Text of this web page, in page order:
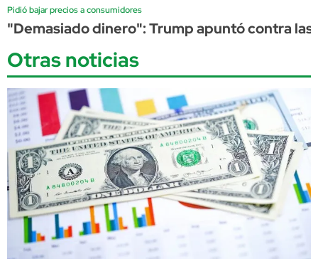
Pidió bajar precios a consumidores
"Demasiado dinero": Trump apuntó contra
Otras noticias